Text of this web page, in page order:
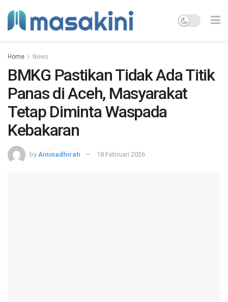
Home News
BMKG Pastikan Tidak Ada Titik
Panas di Aceh, Masyarakat
Tetap Diminta Waspada
Kebakaran
by Aininadhirah 18 Februari 2026